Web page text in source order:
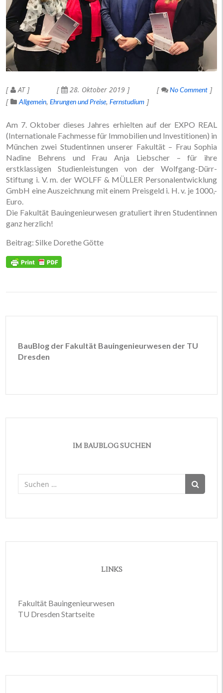
AT 28. Oktober 2019
No Comment
Allgemein Ehrungen und Preise Fernstudium
Am 7. Oktober dieses Jahres erhielten auf der EXPO REAL
(Internationale Fachmesse für Immobilien und Investitionen) in
München zwei Studentinnen unserer Fakultät – Frau Sophia
Nadine Behrens und Frau Anja Liebscher – für ihre
erstklassigen Studienleistungen von der Wolfgang­-Dürr-
Stiftung i. V. m. der WOLFF & MÜLLER Personalentwicklung
GmbH eine Auszeichnung mit einem Preisgeld i. H. v. je 1000,-
Euro.
Die Fakultät Bauingenieurwesen gratuliert ihren Studentinnen
ganz herzlich!
Beitrag: Silke Dorethe Götte
BauBlog der Fakultät Bauingenieurwesen der TU
Dresden
IM BAUBLOG SUCHEN
nach:
LINKS
Fakultät Bauingenieurwesen
TU Dresden Startseite